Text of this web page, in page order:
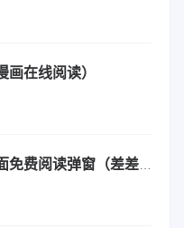
画在线阅读）